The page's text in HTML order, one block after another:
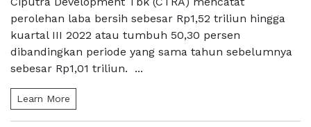
perolehan laba bersih sebesar Rp1,52 triliun hingga
kuartal III 2022 atau tumbuh 50,30 persen
dibandingkan periode yang sama tahun sebelumnya
sebesar Rp1,01 triliun. ...
Learn More